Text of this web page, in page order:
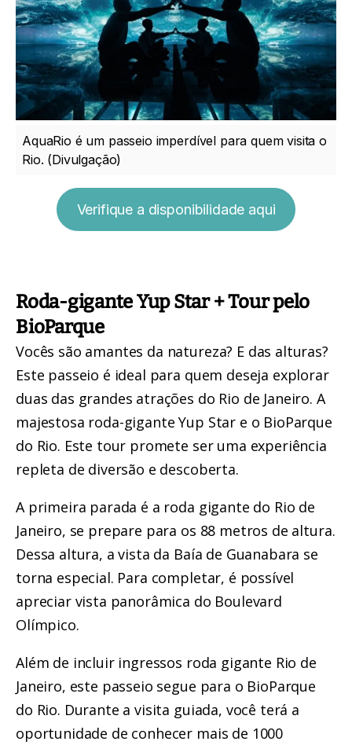
AquaRio é um passeio imperdível para quem visita o
Rio. (Divulgação)
Verifique a disponibilidade aqui
Roda-gigante Yup Star + Tour pelo
BioParque
Vocês são amantes da natureza? E das alturas?
Este passeio é ideal para quem deseja explorar
duas das grandes atrações do Rio de Janeiro. A
majestosa roda-gigante Yup Star e o BioParque
do Rio. Este tour promete ser uma experiência
repleta de diversão e descoberta.
A primeira parada é a roda gigante do Rio de
Janeiro, se prepare para os 88 metros de altura.
Dessa altura, a vista da Baía de Guanabara se
torna especial. Para completar, é possível
apreciar vista panorâmica do Boulevard
Olímpico.
Além de incluir ingressos roda gigante Rio de
Janeiro, este passeio segue para o BioParque
do Rio. Durante a visita guiada, você terá a
oportunidade de conhecer mais de 1000